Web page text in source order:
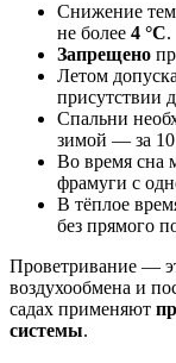
Снижение
не более 4 °C.
Запрещено
Летом
присутствии
Спальни
зимой — за 10
Во время сна
фрамуги с
В тёплое
без прямого
Проветривание —
воздухообмена и
садах применяют
системы.